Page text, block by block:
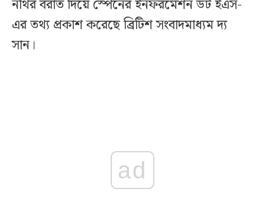
নথির বরাত দিয়ে স্পেনের ইনফরমেশন ডট ইএস-
এর তথ্য প্রকাশ করেছে ব্রিটিশ সংবাদমাধ্যম দ্য
সান।
ad